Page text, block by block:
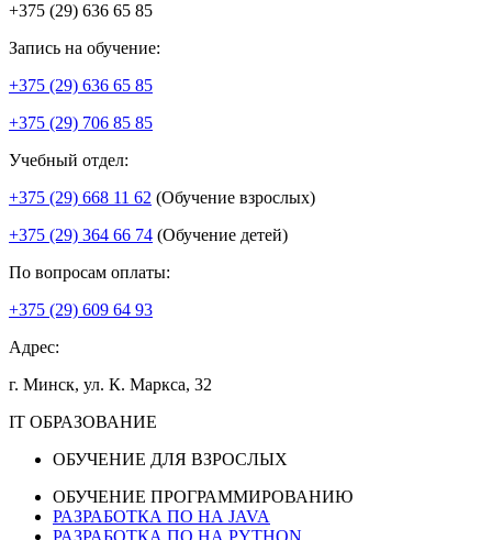
+375 (29) 636 65 85
Запись на обучение:
+375 (29) 636 65 85
+375 (29) 706 85 85
Учебный отдел:
+375 (29) 668 11 62 (Обучение взрослых)
+375 (29) 364 66 74 (Обучение детей)
По вопросам оплаты:
+375 (29) 609 64 93
Адрес:
г. Минск, ул. К. Маркса, 32
IT ОБРАЗОВАНИЕ
ОБУЧЕНИЕ ДЛЯ ВЗРОСЛЫХ
ОБУЧЕНИЕ ПРОГРАММИРОВАНИЮ
РАЗРАБОТКА ПО НА JAVA
РАЗРАБОТКА ПО НА PYTHON